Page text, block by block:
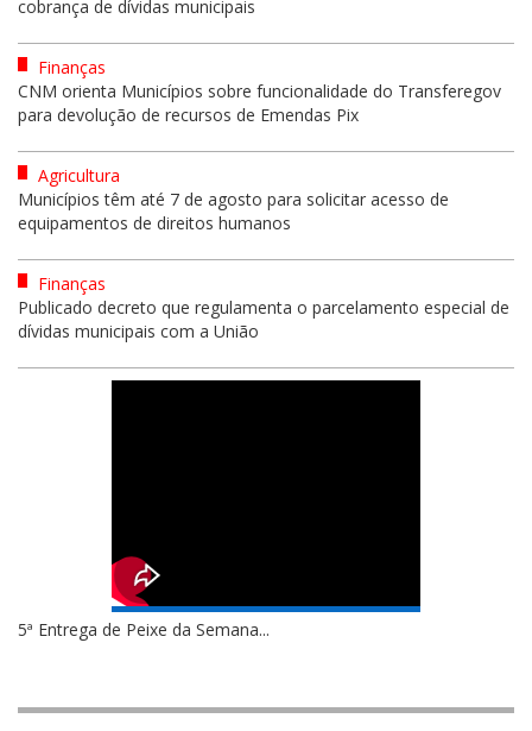
cobrança de dívidas municipais
Finanças
CNM orienta Municípios sobre funcionalidade do Transferegov
para devolução de recursos de Emendas Pix
Agricultura
Municípios têm até 7 de agosto para solicitar acesso de
equipamentos de direitos humanos
Finanças
Publicado decreto que regulamenta o parcelamento especial de
dívidas municipais com a União
5ª Entrega de Peixe da Semana...